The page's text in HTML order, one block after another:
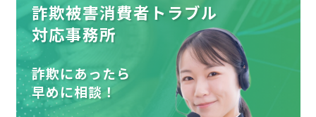
詐欺被害消費者トラブル
対応事務所
詐欺にあったら
早めに相談！